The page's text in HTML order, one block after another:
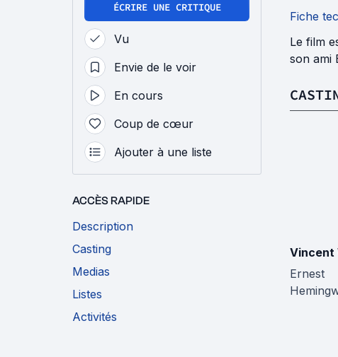
ÉCRIRE UNE CRITIQUE
Vu
Envie de le voir
En cours
Coup de cœur
Ajouter à une liste
ACCÈS RAPIDE
Description
Casting
Medias
Listes
Activités
Fiche
Le film
son ami
Vincent
Ernest